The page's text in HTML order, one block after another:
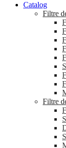
Catalog
Filtre
Filtre